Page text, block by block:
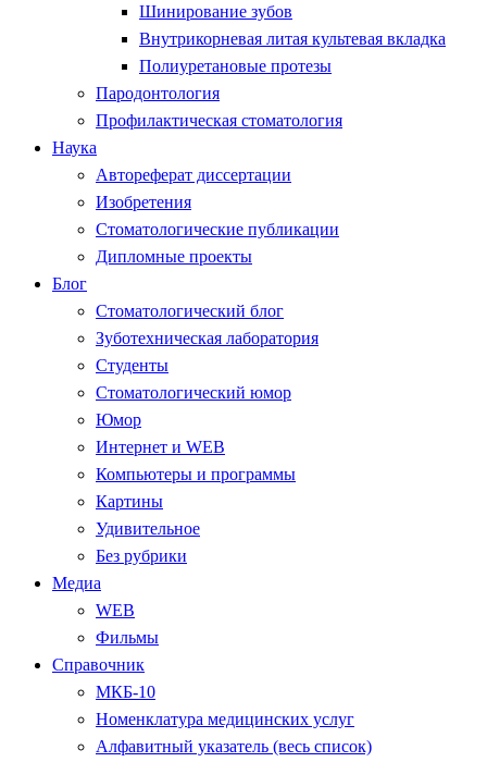
Шинирование зубов
Внутрикорневая литая культевая вкладка
Полиуретановые протезы
Пародонтология
Профилактическая стоматология
Наука
Автореферат диссертации
Изобретения
Стоматологические публикации
Дипломные проекты
Блог
Стоматологический блог
Зуботехническая лаборатория
Студенты
Стоматологический юмор
Юмор
Интернет и WEB
Компьютеры и программы
Картины
Удивительное
Без рубрики
Медиа
WEB
Фильмы
Справочник
МКБ-10
Номенклатура медицинских услуг
Алфавитный указатель (весь список)